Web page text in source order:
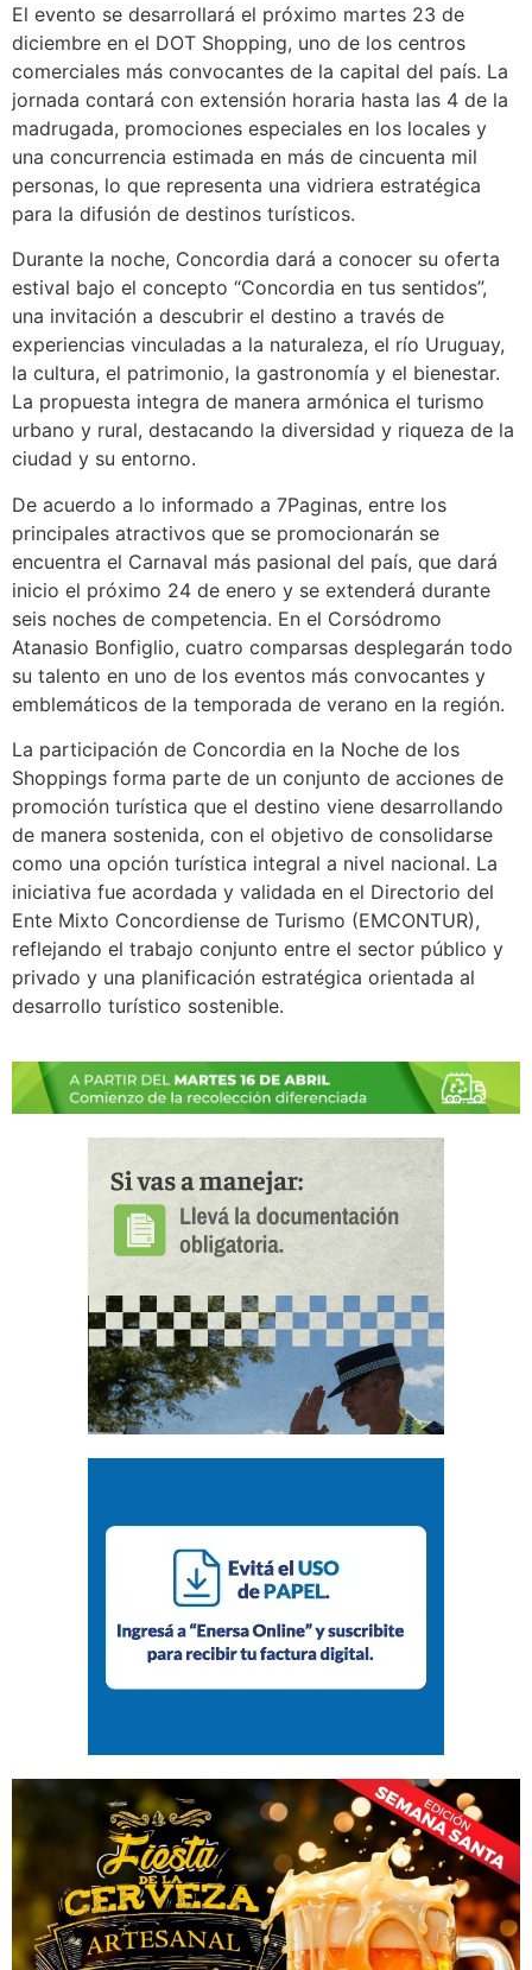
El evento se desarrollará el próximo martes 23 de
diciembre en el DOT Shopping, uno de los centros
comerciales más convocantes de la capital del país. La
jornada contará con extensión horaria hasta las 4 de la
madrugada, promociones especiales en los locales y
una concurrencia estimada en más de cincuenta mil
personas, lo que representa una vidriera estratégica
para la difusión de destinos turísticos.
Durante la noche, Concordia dará a conocer su oferta
estival bajo el concepto “Concordia en tus sentidos”,
una invitación a descubrir el destino a través de
experiencias vinculadas a la naturaleza, el río Uruguay,
la cultura, el patrimonio, la gastronomía y el bienestar.
La propuesta integra de manera armónica el turismo
urbano y rural, destacando la diversidad y riqueza de la
ciudad y su entorno.
De acuerdo a lo informado a 7Paginas, entre los
principales atractivos que se promocionarán se
encuentra el Carnaval más pasional del país, que dará
inicio el próximo 24 de enero y se extenderá durante
seis noches de competencia. En el Corsódromo
Atanasio Bonfiglio, cuatro comparsas desplegarán todo
su talento en uno de los eventos más convocantes y
emblemáticos de la temporada de verano en la región.
La participación de Concordia en la Noche de los
Shoppings forma parte de un conjunto de acciones de
promoción turística que el destino viene desarrollando
de manera sostenida, con el objetivo de consolidarse
como una opción turística integral a nivel nacional. La
iniciativa fue acordada y validada en el Directorio del
Ente Mixto Concordiense de Turismo (EMCONTUR),
reflejando el trabajo conjunto entre el sector público y
privado y una planificación estratégica orientada al
desarrollo turístico sostenible.